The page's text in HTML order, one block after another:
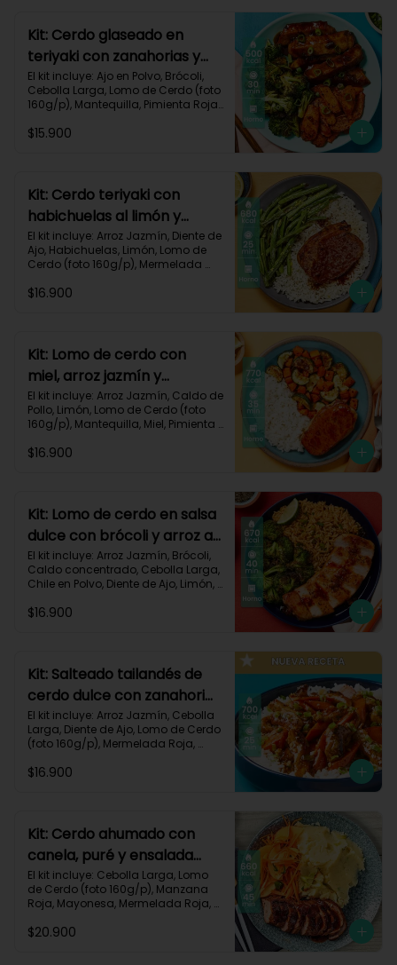
Kit: Cerdo glaseado en
teriyaki con zanahorias y
brócoli asados-125
El kit incluye: Ajo en Polvo, Brócoli,
Cebolla Larga, Lomo de Cerdo (foto
160g/p), Mantequilla, Pimienta Roja,
Impresa.
$15.900
Kit: Cerdo teriyaki con
habichuelas al limón y
arroz al ajillo-3
El kit incluye: Arroz Jazmín, Diente de
Ajo, Habichuelas, Limón, Lomo de
Cerdo (foto 160g/p), Mermelada
Impresa.
$16.900
Kit: Lomo de cerdo con
miel, arroz jazmín y
verduras al limón-76
El kit incluye: Arroz Jazmín, Caldo de
Pollo, Limón, Lomo de Cerdo (foto
160g/p), Mantequilla, Miel, Pimienta
Receta Impresa.
$16.900
Kit: Lomo de cerdo en salsa
dulce con brócoli y arroz al
chile-91
El kit incluye: Arroz Jazmín, Brócoli,
Caldo concentrado, Cebolla Larga,
Chile en Polvo, Diente de Ajo, Limón,
Mantequilla, Mermelada Roja,
Proteínas 31g
$16.900
Kit: Salteado tailandés de
cerdo dulce con zanahorias
y arroz-141
El kit incluye: Arroz Jazmín, Cebolla
Larga, Diente de Ajo, Lomo de Cerdo
(foto 160g/p), Mermelada Roja,
Paprika, Zanahoria, Receta Impresa.
$16.900
Kit: Cerdo ahumado con
canela, puré y ensalada
dulce-2
El kit incluye: Cebolla Larga, Lomo
de Cerdo (foto 160g/p), Manzana
Roja, Mayonesa, Mermelada Roja,
Cinnamon Paprika, Sour Cream,
$20.900